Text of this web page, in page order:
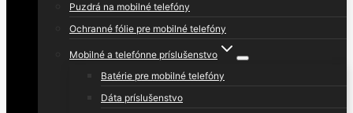
Puzdrá na mobilné telefóny
Ochranné fólie pre mobilné telefóny
Mobilné a telefónne príslušenstvo
Batérie pre mobilné telefóny
Dáta príslušenstvo